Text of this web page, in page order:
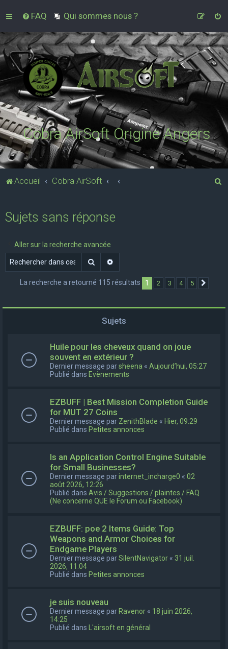
FAQ Qui sommes nous ?
Cobra AirSoft Origine Angers
Accueil Cobra AirSoft
r
Sujets sans réponse
Aller sur la recherche avancée
Rechercher
La recherche a retourné 115 résultats 1 2 3 4 5
Sujets
Huile pour les cheveux quand on joue
souvent en extérieur ?
Dernier message parsheena « Aujourd’hui, 05:27
Publié dans Evènements
EZBUFF | Best Mission Completion Guide
for MUT 27 Coins
Dernier message par ZenithBlade « Hier, 09:29
Publié dans Petites annonces
Is an Application Control Engine Suitable
for Small Businesses?
Dernier message parinternet_incharge0 « 02
août 2026, 12:26
Publié dans Avis / Suggestions / plaintes / FAQ
(Ne concerne QUE le Forum ou Facebook)
EZBUFF: poe 2 Items Guide: Top
Weapons and Armor Choices for
Endgame Players
Dernier message parSilentNavigator « 31 juil.
2026, 11:04
Publié dans Petites annonces
je suis nouveau
Dernier message par Ravenor « 18 juin 2026,
14:25
Publié dans
L'airsoft en général